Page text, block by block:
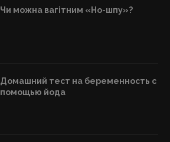
Чи можна вагітним «Но-шпу»?
Домашний тест на беременность с
помощью йода